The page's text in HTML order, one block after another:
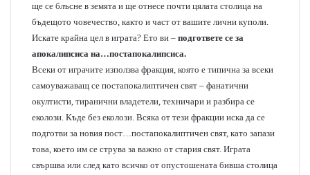
ще се блъсне в земята и ще отнесе почти цялата столица на
бъдещото човечество, както и част от вашите лични куполи.
Искате крайна цел в играта? Ето ви – подгответе се за
апокалипсиса на…постапокалипсиса.
Всеки от играчите използва фракция, която е типична за всеки
самоуважаващ се постапокалиптичен свят – фанатични
окултисти, тиранични владетели, техничари и разбира се
еколози. Къде без еколози. Всяка от тези фракции иска да се
подготви за новия пост…постапокалиптичен свят, като запази
това, което им се струва за важно от стария свят. Играта
свършва или след като всичко от опустошената бивша столица